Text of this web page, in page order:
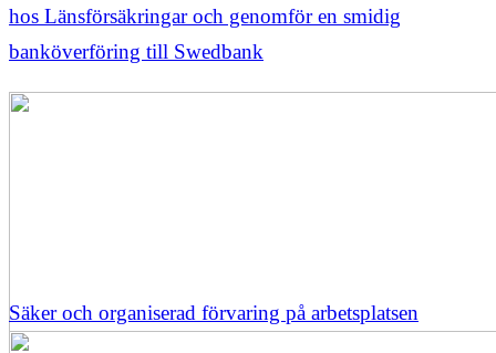
hos Länsförsäkringar och genomför en smidig
banköverföring till Swedbank
Säker och organiserad förvaring på arbetsplatsen